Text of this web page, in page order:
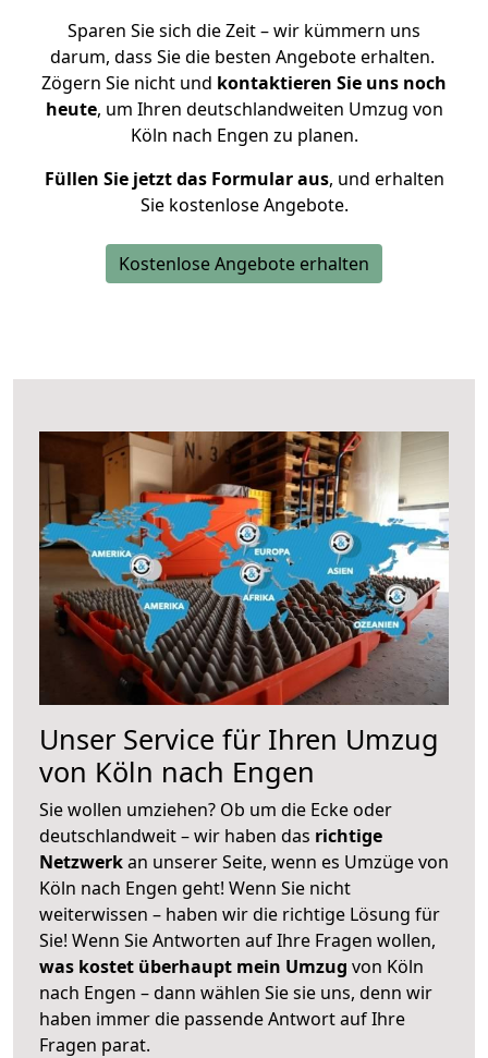
Sparen Sie sich die Zeit – wir kümmern uns
darum, dass Sie die besten Angebote erhalten.
Zögern Sie nicht und kontaktieren Sie uns noch
heute, um Ihren deutschlandweiten Umzug von
Köln nach Engen zu planen.
Füllen Sie jetzt das Formular aus, und erhalten
Sie kostenlose Angebote.
Kostenlose Angebote erhalten
Unser Service für Ihren Umzug
von Köln nach Engen
Sie wollen umziehen? Ob um die Ecke oder
deutschlandweit – wir haben das richtige
Netzwerkan unserer Seite, wenn es Umzüge von
Köln nach Engen geht! Wenn Sie nicht
weiterwissen – haben wir die richtige Lösung für
Sie! Wenn Sie Antworten auf Ihre Fragen wollen,
was kostet überhaupt mein Umzug von Köln
nach Engen – dann wählen Sie sie uns, denn wir
haben immer die passende Antwort auf Ihre
Fragen parat.